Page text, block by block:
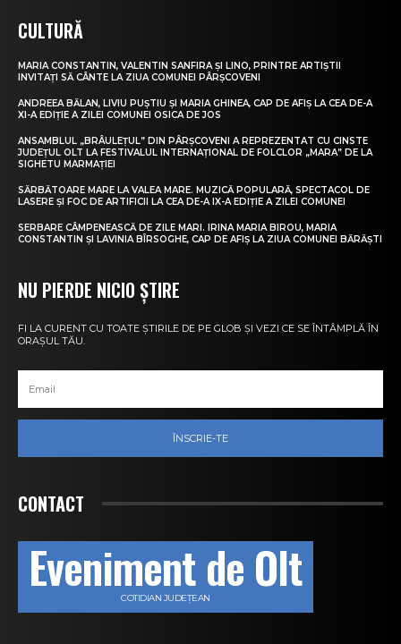
CULTURĂ
MARIA CONSTANTIN, VALENTIN SANFIRA ȘI LINO, PRINTRE ARTIȘTII
INVITAȚI SĂ CÂNTE LA ZIUA COMUNEI PÂRȘCOVENI
ANDREEA BĂLAN, LIVIU PUȘTIU ȘI MARIA GHINEA, CAP DE AFIȘ LA CEA DE-A
XI-A EDIȚIE A ZILEI COMUNEI OSICA DE JOS
ANSAMBLUL „BRÂULEȚUL” DIN PÂRȘCOVENI A REPREZENTAT CU CINSTE
JUDEȚUL OLT LA FESTIVALUL INTERNAȚIONAL DE FOLCLOR „MARA” DE LA
SIGHETU MARMAȚIEI
SĂRBĂTOARE MARE LA VALEA MARE. MUZICĂ POPULARĂ, SPECTACOL DE
LASERE ȘI FOC DE ARTIFICII LA CEA DE-A IX-A EDIȚIE A ZILEI COMUNEI
SERBARE CÂMPENEASCĂ DE ZILE MARI. IRINA MARIA BIROU, MARIA
CONSTANTIN ȘI LAVINIA BÎRSOGHE, CAP DE AFIȘ LA ZIUA COMUNEI BĂRĂȘTI
NU PIERDE NICIO ȘTIRE
FI LA CURENT CU TOATE ȘTIRILE DE PE GLOB ȘI VEZI CE SE ÎNTÂMPLĂ ÎN
ORAȘUL TĂU.
ÎNSCRIE-TE
CONTACT
Eveniment de Olt
COTIDIAN JUDEȚEAN